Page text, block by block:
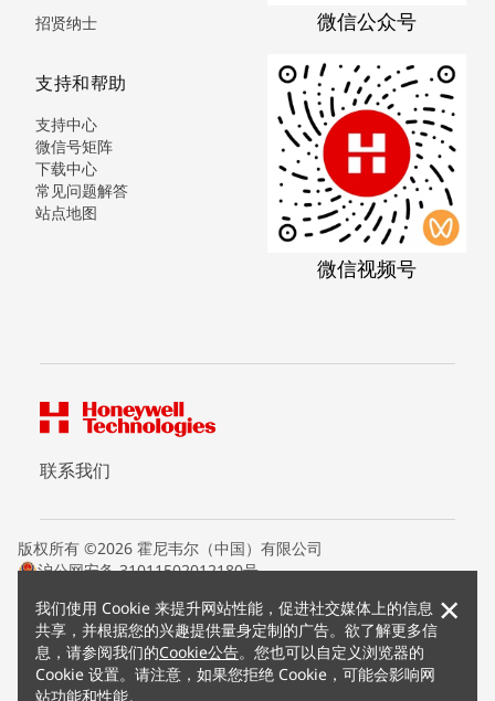
我们使用 Cookie 来提升网站性能，促进社交媒体上的信息
共享，并根据您的兴趣提供量身定制的广告。欲了解更多信
息，请参阅我们的Cookie公告。您也可以自定义浏览器的
Cookie 设置。请注意，如果您拒绝 Cookie，可能会影响网
站功能和性能。
×
招贤纳士
支持和帮助
支持中心
微信号矩阵
下载中心
常见问题解答
站点地图
微信公众号
微信视频号
联系我们
版权所有 ©2026 霍尼韦尔（中国）有限公司
沪公网安备 31011502012180号
条款条约
隐私声明
您的隐私选项
霍尼韦尔科技Cookie通知